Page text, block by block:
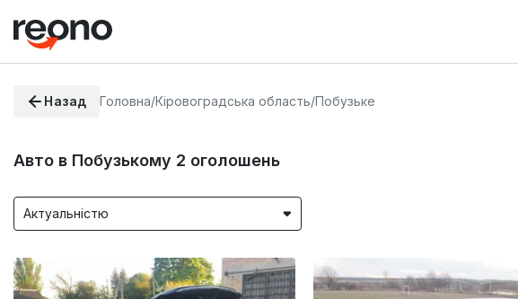
Назад Головна/Кіровоградська область/Побузьке
Авто в Побузькому 2 оголошень
Актуальністю